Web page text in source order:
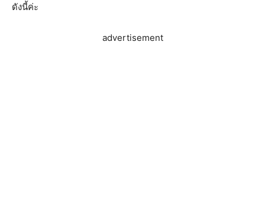
ดังนี้ค่ะ
advertisement